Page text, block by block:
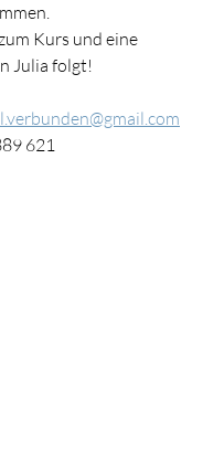
Kurs und eine
Julia folgt!
621